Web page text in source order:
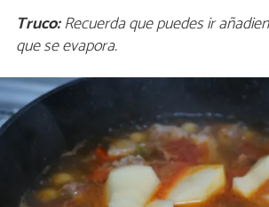
Truco:Recuerda que puedes ir
que se evapora.